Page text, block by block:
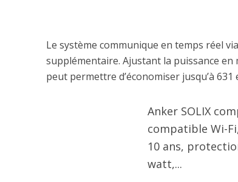
Le système communique en temps réel
supplémentaire. Ajustant la puissance en
peut permettre d’économiser jusqu’à
Anker SOLIX
compatible Wi-
10 ans,
watt,...